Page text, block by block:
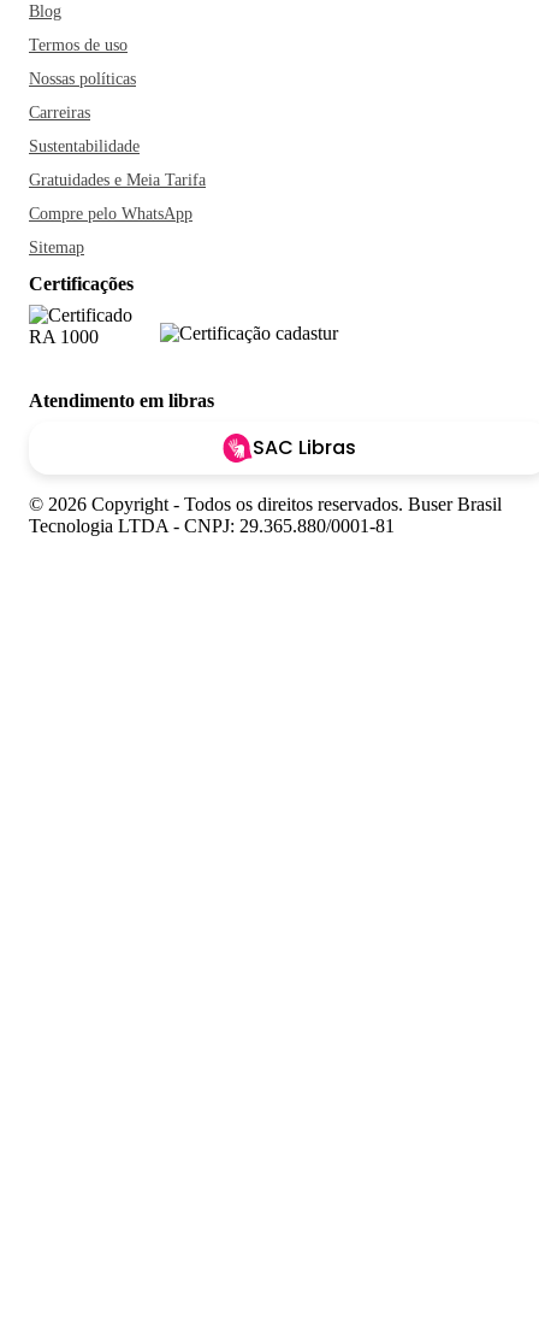
Blog
Termos de uso
Nossas políticas
Carreiras
Sustentabilidade
Gratuidades e Meia Tarifa
Compre pelo WhatsApp
Sitemap
Certificações
Atendimento em libras
SAC Libras
© 2026 Copyright - Todos os direitos reservados. Buser Brasil
Tecnologia LTDA - CNPJ: 29.365.880/0001-81